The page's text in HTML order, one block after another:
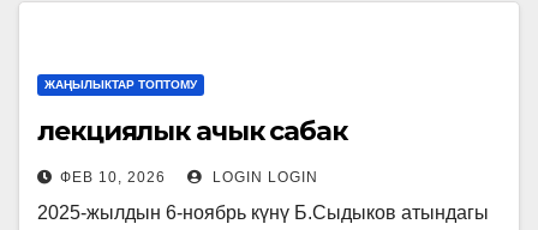
ЖАҢЫЛЫКТАР ТОПТОМУ
лекциялык ачык сабак
ФЕВ 10, 2026 LOGIN LOGIN
2025-жылдын 6-ноябрь күнү Б.Сыдыков атындагы